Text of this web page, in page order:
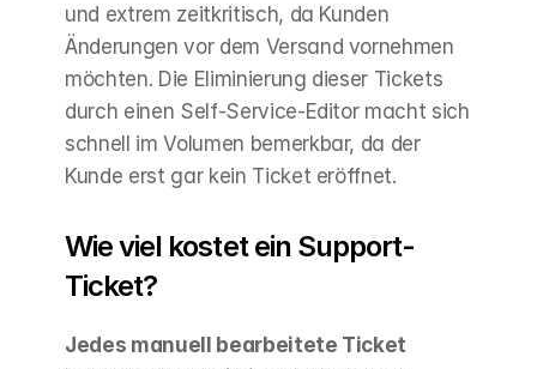
und extrem zeitkritisch, da Kunden
Änderungen vor dem Versand vornehmen
möchten. Die Eliminierung dieser Tickets
durch einen Self-Service-Editor macht sich
schnell im Volumen bemerkbar, da der
Kunde erst gar kein Ticket eröffnet.
Wie viel kostet ein Support-
Ticket?
Jedes manuell bearbeitete Ticket